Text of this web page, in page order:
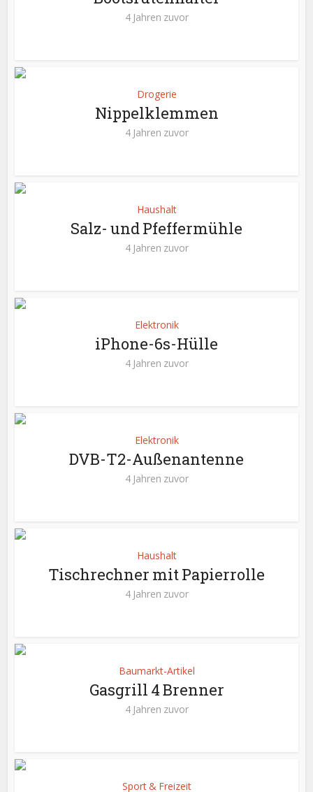
4 Jahren zuvor
Drogerie
Nippelklemmen
4 Jahren zuvor
Haushalt
Salz- und Pfeffermühle
4 Jahren zuvor
Elektronik
iPhone-6s-Hülle
4 Jahren zuvor
Elektronik
DVB-T2-Außenantenne
4 Jahren zuvor
Haushalt
Tischrechner mit Papierrolle
4 Jahren zuvor
Baumarkt-Artikel
Gasgrill 4 Brenner
4 Jahren zuvor
Sport & Freizeit